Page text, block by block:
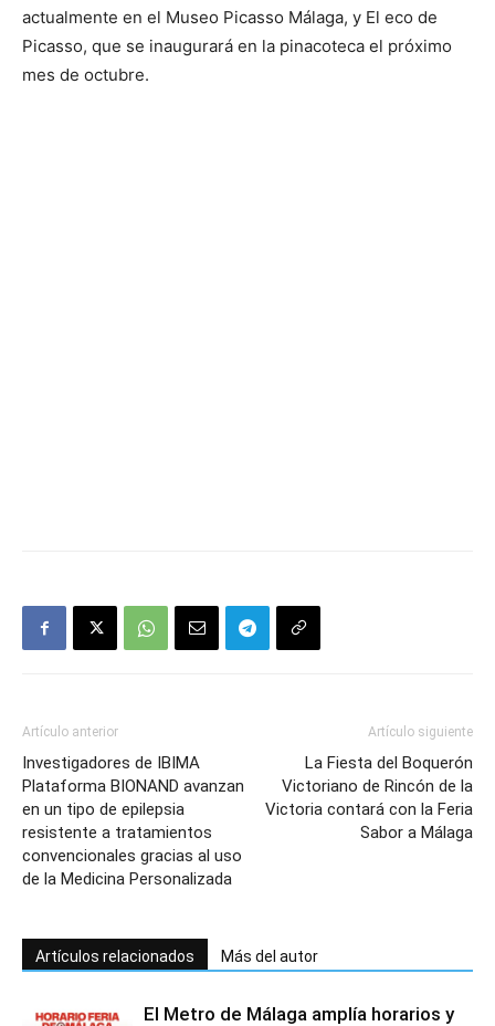
actualmente en el Museo Picasso Málaga, y El eco de
Picasso, que se inaugurará en la pinacoteca el próximo
mes de octubre.
Artículo anterior
Investigadores de IBIMA
Plataforma BIONAND avanzan
en un tipo de epilepsia
resistente a tratamientos
convencionales gracias al uso
de la Medicina Personalizada
Artículo siguiente
La Fiesta del Boquerón
Victoriano de Rincón de la
Victoria contará con la Feria
Sabor a Málaga
Artículos relacionados Más del autor
El Metro de Málaga amplía horarios y